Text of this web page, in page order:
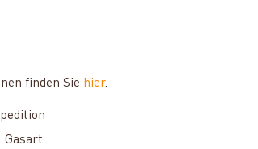
finden Sie hier.
Gasart